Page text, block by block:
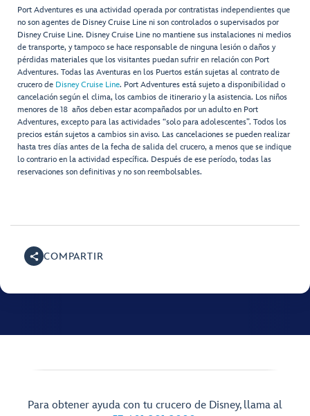
Port Adventures es una actividad operada por contratistas independientes que
no son agentes de Disney Cruise Line ni son controlados o supervisados por
Disney Cruise Line. Disney Cruise Line no mantiene sus instalaciones ni medios
de transporte, y tampoco se hace responsable de ninguna lesión o daños y
pérdidas materiales que los visitantes puedan sufrir en relación con Port
Adventures. Todas las Aventuras en los Puertos están sujetas al contrato de
crucero de Disney Cruise Line. Port Adventures está sujeto a disponibilidad o
cancelación según el clima, los cambios de itinerario y la asistencia. Los niños
menores de 18 años deben estar acompañados por un adulto en Port
Adventures, excepto para las actividades “solo para adolescentes”. Todos los
precios están sujetos a cambios sin aviso. Las cancelaciones se pueden realizar
hasta tres días antes de la fecha de salida del crucero, a menos que se indique
lo contrario en la actividad específica. Después de ese período, todas las
reservaciones son definitivas y no son reembolsables.
COMPARTIR
Para obtener ayuda con tu crucero de Disney, llama al